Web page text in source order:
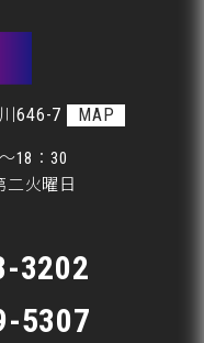
646-7 MAP
18：30
二火曜日
3202
5307